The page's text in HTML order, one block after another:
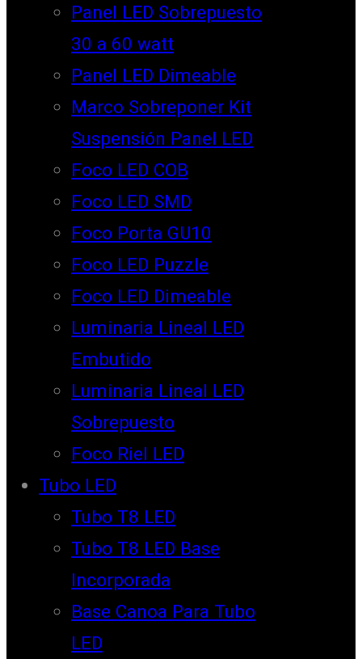
Panel LED Sobrepuesto
30 a 60 watt
Panel LED Dimeable
Marco Sobreponer Kit
Suspensión Panel LED
Foco LED COB
Foco LED SMD
Foco Porta GU10
Foco LED Puzzle
Foco LED Dimeable
Luminaria Lineal LED
Embutido
Luminaria Lineal LED
Sobrepuesto
Foco Riel LED
Tubo LED
Tubo T8 LED
Tubo T8 LED Base
Incorporada
Base Canoa Para Tubo
LED